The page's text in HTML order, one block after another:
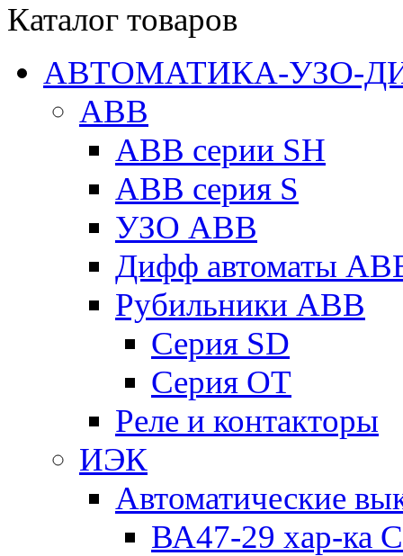
Каталог товаров
АВТОМАТИКА-УЗО-
ABB
ABB серии SH
ABB серия S
УЗО ABB
Дифф автоматы
Рубильники ABB
Серия SD
Серия ОТ
Реле и контакторы
ИЭК
Автоматические
ВА47-29 хар-ка C